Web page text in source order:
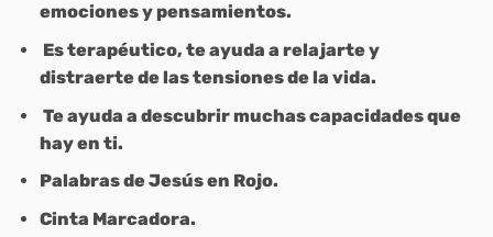
emociones y pensamientos.
Es terapéutico, te ayuda a relajarte y
distraerte de las tensiones de la vida.
Te ayuda a descubrir muchas capacidades que
hay en ti.
Palabras de Jesús en Rojo.
Cinta Marcadora.